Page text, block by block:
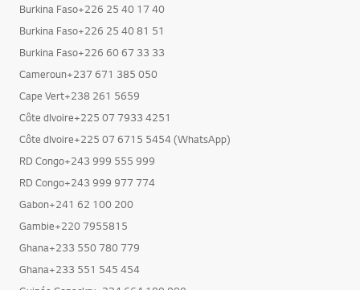
Burkina Faso+226 25 40 17 40
Burkina Faso+226 25 40 81 51
Burkina Faso+226 60 67 33 33
Cameroun+237 671 385 050
Cape Vert+238 261 5659
Côte dIvoire+225 07 7933 4251
Côte dIvoire+225 07 6715 5454 (WhatsApp)
RD Congo+243 999 555 999
RD Congo+243 999 977 774
Gabon+241 62 100 200
Gambie+220 7955815
Ghana+233 550 780 779
Ghana+233 551 545 454